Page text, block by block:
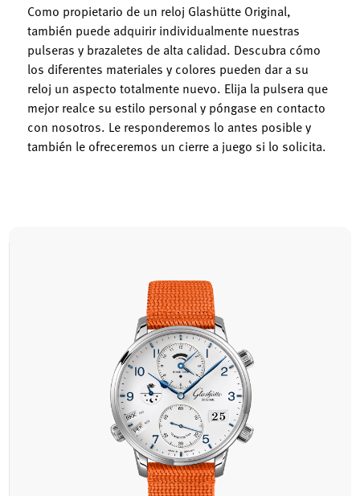
Como propietario de un reloj Glashütte Original,
también puede adquirir individualmente nuestras
pulseras y brazaletes de alta calidad. Descubra cómo
los diferentes materiales y colores pueden dar a su
reloj un aspecto totalmente nuevo. Elija la pulsera que
mejor realce su estilo personal y póngase en contacto
con nosotros. Le responderemos lo antes posible y
también le ofreceremos un cierre a juego si lo solicita.